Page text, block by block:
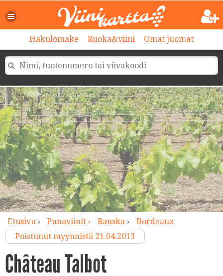
Hakulomake Ruoka&viini Omat juomat
Etusivu› Punaviinit › Ranska›
Bordeaux
Poistunut myynnistä 21.04.2013
Château Talbot